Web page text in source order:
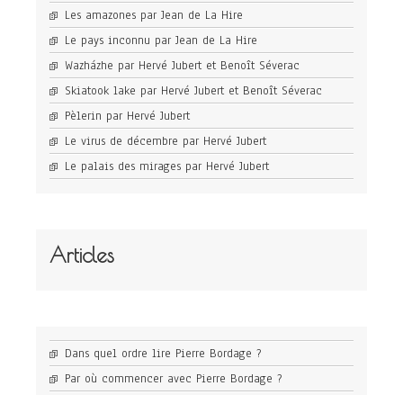
Les amazones par Jean de La Hire
Le pays inconnu par Jean de La Hire
Wazházhe par Hervé Jubert et Benoît Séverac
Skiatook lake par Hervé Jubert et Benoît Séverac
Pèlerin par Hervé Jubert
Le virus de décembre par Hervé Jubert
Le palais des mirages par Hervé Jubert
Articles
Dans quel ordre lire Pierre Bordage ?
Par où commencer avec Pierre Bordage ?